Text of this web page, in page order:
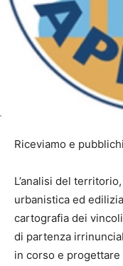
Riceviamo e
L’analisi del
urbanistica ed
cartografia dei
di partenza
in corso e